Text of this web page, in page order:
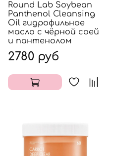
Round Lab Soybean
Panthenol Cleansing
Oil гидрофильное
масло с чёрной соей
и пантенолом
2780 руб